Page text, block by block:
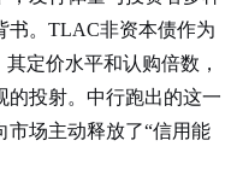
书。TLAC非资本债作为
定价水平和认购倍数，
的投射。中行跑出的这一
市场主动释放了“信用能